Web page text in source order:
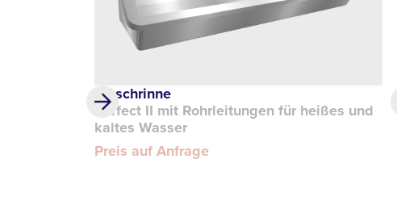
Waschrinne
Perfect II mit Rohrleitungen für heißes und
kaltes Wasser
Preis auf Anfrage